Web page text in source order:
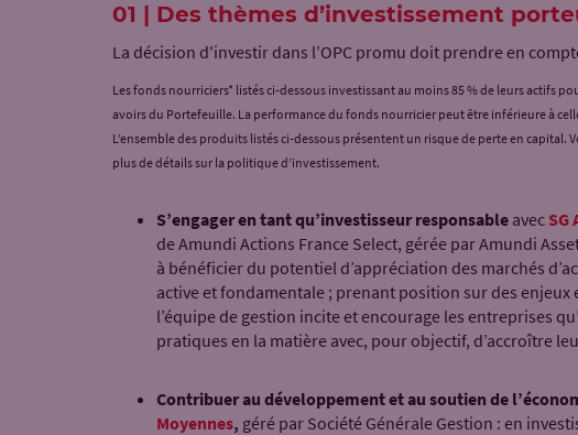
01 | Des thèmes d’investissement
La décision d'investir dans l’OPC promu doit prendre en
Les fonds nourriciers* listés ci-dessous investissant au moins 85 % de leurs actifs
avoirs du Portefeuille. La performance du fonds nourricier peut être inférieure à
L’ensemble des produits listés ci-dessous présentent un risque de perte en
plus de détails sur la politique d’investissement.
S’engager en tant qu’investisseur responsable avec SG
de Amundi Actions France Select, gérée par Amundi
à bénéficier du potentiel d’appréciation des marchés
active et fondamentale ; prenant position sur des
l’équipe de gestion incite et encourage les entreprises
pratiques en la matière avec, pour objectif, d’accroître
Contribuer au développement et au soutien de
Moyennes, géré par Société Générale Gestion : en